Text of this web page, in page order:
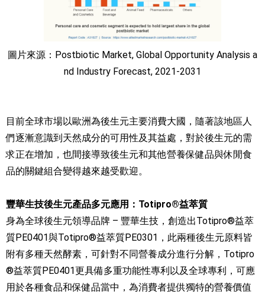
圖片來源：Postbiotic Market, Global Opportunity Analysis a
nd Industry Forecast, 2021-2031
目前全球市場以歐洲為後生元主要消費大國，隨著該地區人
們逐漸意識到天然成分的可用性及其益處，對於後生元的需
求正在增加，也間接導致後生元和其他營養保健品與休閒食
品的關鍵組合變得越來越受歡迎。
豐華生技後生元產品多元應用：Totipro®益萃質
身為全球後生元領導品牌 – 豐華生技，創造出Totipro®益萃
質PE0401與Totipro®益萃質PE0301，此兩種後生元原料皆
附有多種天然酵素，可針對不同營養成分進行分解，Totipro
®益萃質PE0401更具備多重功能性專利以及全球專利，可應
用於各種食品和保健品當中，為消費者提供獨特的營養價值